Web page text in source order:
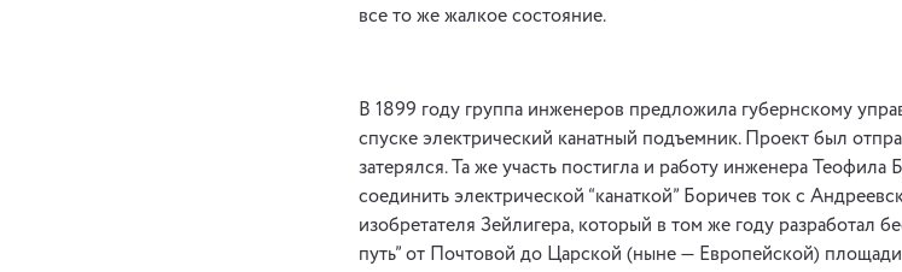
все то же жалкое состояние.
В 1899 году группа инженеров предложила губернскому
спуске электрический канатный подъемник. Проект был
затерялся. Та же участь постигла и работу инженера
соединить электрической “канаткой” Боричев ток с
изобретателя Зейлигера, который в том же году разработал
путь” от Почтовой до Царской (ныне — Европейской)